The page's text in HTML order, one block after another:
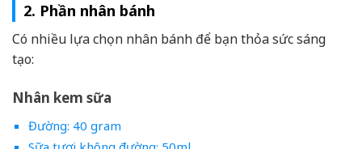
2. Phần nhân bánh
Có nhiều lựa chọn nhân bánh để bạn thỏa sức sáng
tạo:
Nhân kem sữa
Đường: 40 gram